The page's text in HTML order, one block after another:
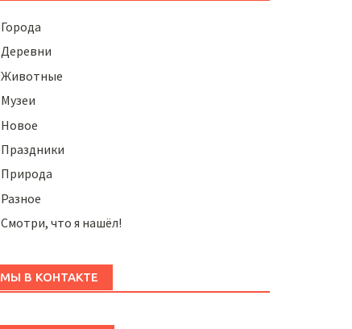
Города
Деревни
Животные
Музеи
Новое
Праздники
Природа
Разное
Смотри, что я нашёл!
МЫ В КОНТАКТЕ